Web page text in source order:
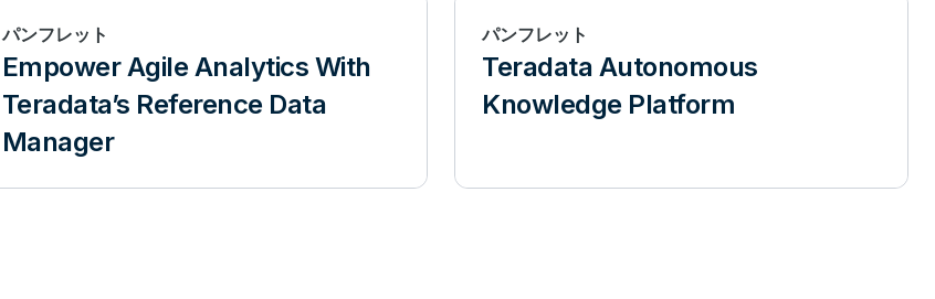
パンフレット
Empower Agile Analytics With
Teradata’s Reference Data
Manager
パンフレット
Teradata Autonomous
Knowledge Platform